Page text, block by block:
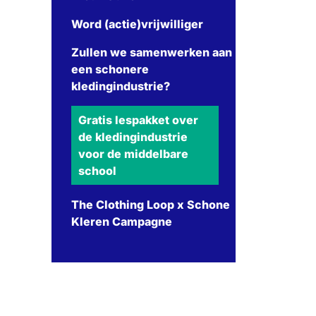
Word (actie)vrijwilliger
Zullen we samenwerken aan
een schonere
kledingindustrie?
Gratis lespakket over
de kledingindustrie
voor de middelbare
school
The Clothing Loop x Schone
Kleren Campagne